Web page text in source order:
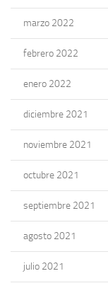
marzo 2022
febrero 2022
enero 2022
diciembre 2021
noviembre 2021
octubre 2021
septiembre 2021
agosto 2021
julio 2021